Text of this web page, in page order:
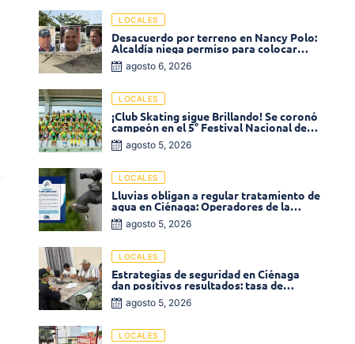
LOCALES
Desacuerdo por terreno en Nancy Polo:
Alcaldía niega permiso para colocar
venta de comidas
agosto 6, 2026
LOCALES
¡Club Skating sigue Brillando! Se coronó
campeón en el 5° Festival Nacional de
Patinaje «Soledad sobre Ruedas»
agosto 5, 2026
LOCALES
Lluvias obligan a regular tratamiento de
agua en Ciénaga: Operadores de la
Sierra anuncia baja presión en varios
sectores
agosto 5, 2026
LOCALES
Estrategias de seguridad en Ciénaga
dan positivos resultados: tasa de
homicidios disminuyó un 58% en 2026
agosto 5, 2026
LOCALES